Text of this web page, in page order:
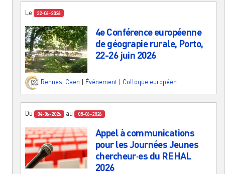
Le 22-06-2026
4e Conférence européenne
de géograpie rurale, Porto,
22-26 juin 2026
Rennes, Caen Événement Colloque européen
Du 04-06-2026 au 05-06-2026
Appel à communications
pour les Journées Jeunes
chercheur·es du REHAL
2026